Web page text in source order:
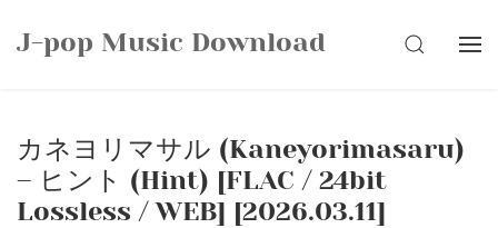
J-pop Music Download SEARCH
カネヨリマサル (Kaneyorimasaru)
– ヒント (Hint) [FLAC / 24bit
Lossless / WEB] [2026.03.11]